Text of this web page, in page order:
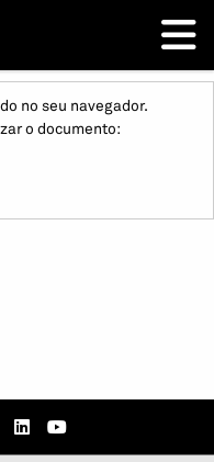
no seu navegador.
o documento: